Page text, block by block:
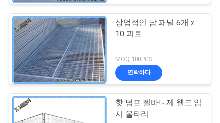
상업적인 담 패널 6개 x
10 피트
MOQ:100PCS
연락하다
핫 덤프 젤바니제 웰드 임
시 울타리